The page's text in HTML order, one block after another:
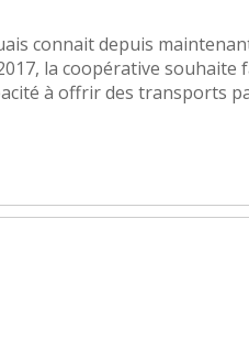
connait depuis
la coopérative
à offrir des transports